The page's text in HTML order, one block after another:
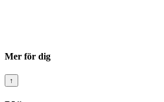
Mer för dig
↑